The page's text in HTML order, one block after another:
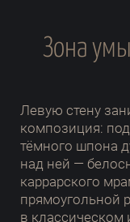
Зона
Левую стену
композиция:
тёмного шпона
над ней —
каррарского
прямоугольной
в классическом